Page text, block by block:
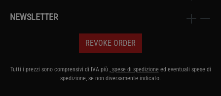
NEWSLETTER
REVOKE ORDER
Tutti i prezzi sono comprensivi di IVA più , spese di spedizione ed eventuali spese di
spedizione, se non diversamente indicato.